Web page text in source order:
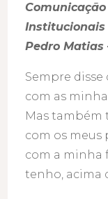
Institucionais
Pedro Matias
Sempre
com as
Mas também
com os meus
com a minha
tenho, acima